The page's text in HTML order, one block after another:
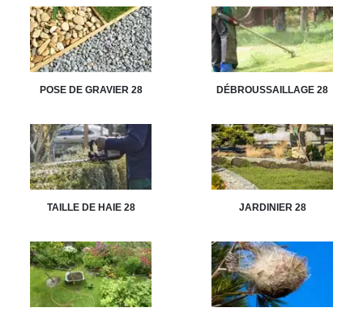
POSE DE GRAVIER 28 DÉBROUSSAILLAGE 28
TAILLE DE HAIE 28 JARDINIER 28